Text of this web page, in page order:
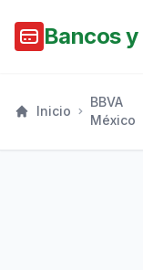
Bancos y
Inicio
BBVA
México